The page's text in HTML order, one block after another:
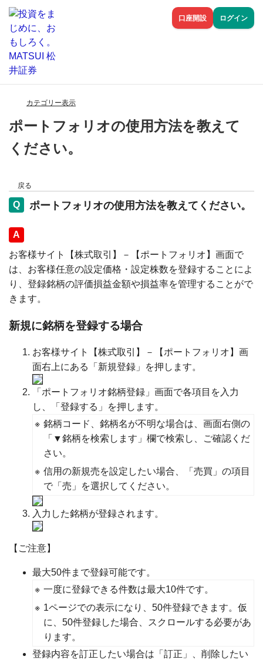
口座開設 ログイン
カテゴリー表示
ポートフォリオの使用方法を教えて
ください。
戻る
ポートフォリオの使用方法を教えてください。
回答
お客様サイト【株式取引】－【ポートフォリオ】画面で
は、お客様任意の設定価格・設定株数を登録することによ
り、登録銘柄の評価損益金額や損益率を管理することがで
きます。
新規に銘柄を登録する場合
お客様サイト【株式取引】－【ポートフォリオ】画
面右上にある「新規登録」を押します。
「ポートフォリオ銘柄登録」画面で各項目を入力
し、「登録する」を押します。
※ 銘柄コード、銘柄名が不明な場合は、画面右側の
「▼銘柄を検索します」欄で検索し、ご確認くだ
さい。
※ 信用の新規売を設定したい場合、「売買」の項目
で「売」を選択してください。
入力した銘柄が登録されます。
【ご注意】
最大50件まで登録可能です。
※ 一度に登録できる件数は最大10件です。
※ 1ページでの表示になり、50件登録できます。仮
に、50件登録した場合、スクロールする必要があ
ります。
登録内容を訂正したい場合は「訂正」、削除したい